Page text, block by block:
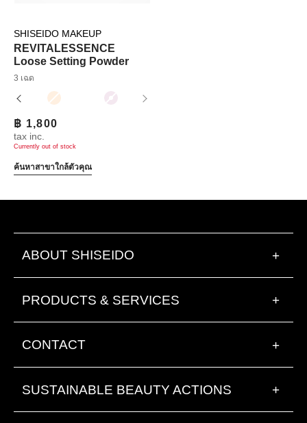
SHISEIDO MAKEUP
REVITALESSENCE
Loose Setting Powder
3 เฉด
฿ 1,800
tax inc.
Currently out of stock
ค้นหาสาขาใกล้ตัวคุณ
ABOUT SHISEIDO +
PRODUCTS & SERVICES +
CONTACT +
SUSTAINABLE BEAUTY ACTIONS +